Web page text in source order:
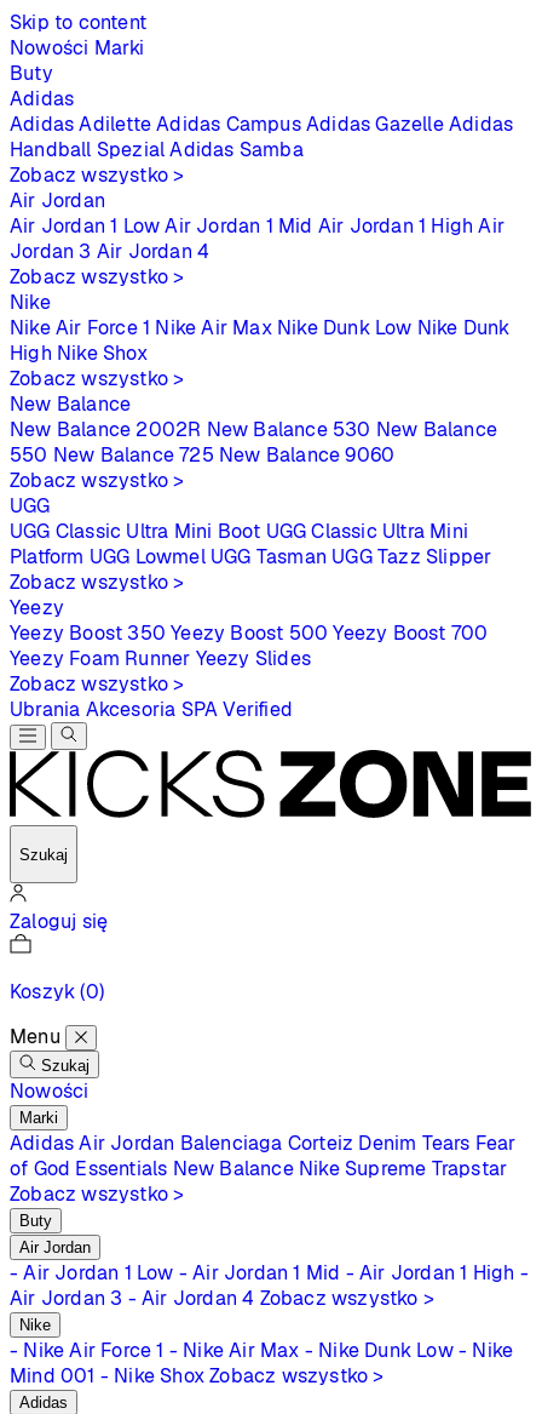
Skip to content
Nowości Marki
Buty
Adidas
Adidas Adilette Adidas Campus Adidas Gazelle Adidas
Handball Spezial Adidas Samba
Zobacz wszystko >
Air Jordan
Air Jordan 1 Low Air Jordan 1 Mid Air Jordan 1 High Air
Jordan 3 Air Jordan 4
Zobacz wszystko >
Nike
Nike Air Force 1 Nike Air Max Nike Dunk Low Nike Dunk
High Nike Shox
Zobacz wszystko >
New Balance
New Balance 2002R New Balance 530 New Balance
550 New Balance 725 New Balance 9060
Zobacz wszystko >
UGG
UGG Classic Ultra Mini Boot UGG Classic Ultra Mini
Platform UGG Lowmel UGG Tasman UGG Tazz Slipper
Zobacz wszystko >
Yeezy
Yeezy Boost 350 Yeezy Boost 500 Yeezy Boost 700
Yeezy Foam Runner Yeezy Slides
Zobacz wszystko >
Ubrania Akcesoria SPAVerified
Szukaj
Zaloguj się
Koszyk(0)
Menu
Szukaj
Nowości
Marki
Adidas Air Jordan Balenciaga Corteiz Denim Tears Fear
of God Essentials New Balance Nike Supreme Trapstar
Zobacz wszystko >
Buty
Air Jordan
- Air Jordan 1 Low - Air Jordan 1 Mid - Air Jordan 1 High -
Air Jordan 3 - Air Jordan 4 Zobacz wszystko >
Nike
- Nike Air Force 1 - Nike Air Max - Nike Dunk Low - Nike
Mind 001 - Nike Shox Zobacz wszystko >
Adidas